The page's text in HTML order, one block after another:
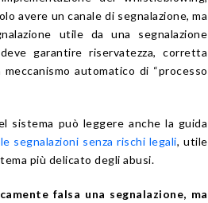
avere un canale di segnalazione, ma
utile da una segnalazione
garantire riservatezza, corretta
automatico di “processo
sistema può leggere anche la guida
segnalazioni senza rischi legali, utile
più delicato degli abusi.
falsa una segnalazione, ma